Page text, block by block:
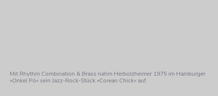
Mit Rhythm Combination & Brass nahm Herbolzheimer 1975 im Hamburger
»Onkel Pö« sein Jazz-Rock-Stück »Corean Chick« auf.